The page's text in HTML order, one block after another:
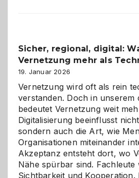
ein
dreifaches
Alaaf!
Sicher, regional, digital:
Vernetzung mehr als
19. Januar 2026
Vernetzung wird oft als rein
verstanden. Doch in unserem
bedeutet Vernetzung weit
Digitalisierung beeinflusst
sondern auch die Art, wie
Organisationen miteinander
Akzeptanz entsteht dort, wo
Nähe spürbar sind. Fachleute
Sichtbarkeit und